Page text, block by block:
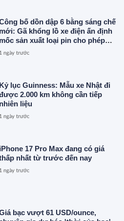
bố dồn dập 6 bằng sáng chế
mới: Gã khổng lồ xe điện ấn định
mốc sản xuất loại pin cho phép
sạc 1 lần đi từ Hà Nội đến TP.HCM
1 ngày trước
Kỷ lục Guinness: Mẫu xe Nhật đi
2.000 km không cần tiếp
nhiên liệu
1 ngày trước
iPhone 17 Pro Max đang có giá
nhất từ trước đến nay
1 ngày trước
bạc vượt 61 USD/ounce,